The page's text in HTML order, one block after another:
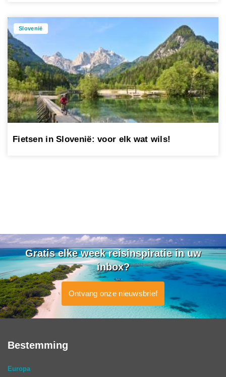
Slovenië
Fietsen in Slovenië: voor elk wat wils!
Gratis elke week reisinspiratie in uw
inbox?
Ontvang onze nieuwsbrief
Bestemming
Europa